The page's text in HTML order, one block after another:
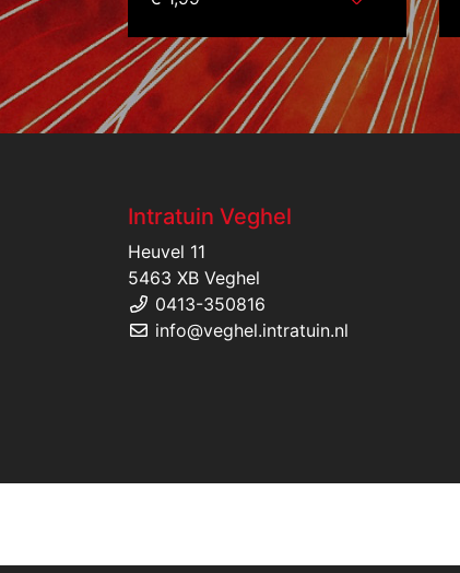
Intratuin Veghel
Heuvel 11
5463 XB Veghel
0413-350816
info@veghel.intratuin.nl